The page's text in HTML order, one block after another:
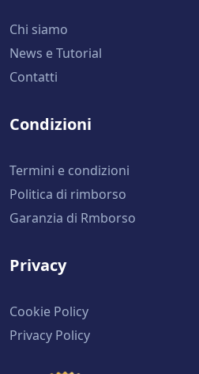
Chi siamo
News e Tutorial
Contatti
Condizioni
Termini e condizioni
Politica di rimborso
Garanzia di Rmborso
Privacy
Cookie Policy
Privacy Policy